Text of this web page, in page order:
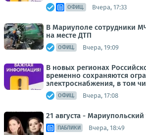
ОФИЦ. Вчера, 17:33
В Мариуполе сотрудники
на месте ДТП
ОФИЦ. Вчера, 19:09
В новых регионах
временно сохраняются
электроснабжения, в том
ОФИЦ. Вчера, 17:08
21 августа - Мариупольский
ПАБЛИКИ Вчера, 18:49